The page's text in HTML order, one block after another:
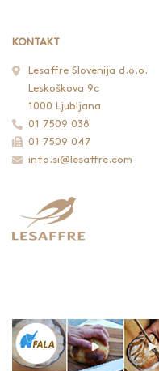
KONTAKT
Lesaffre Slovenija d.o.o.
Leskoškova 9c
1000 Ljubljana
01 7509 038
01 7509 047
info.si@lesaffre.com